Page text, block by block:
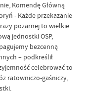
Komendę Główną
- Każde przekazanie
pożarnej to wielkie
jednostki OSP,
bezcenną
– podkreślił
celebrować to
ratowniczo-gaśniczy,